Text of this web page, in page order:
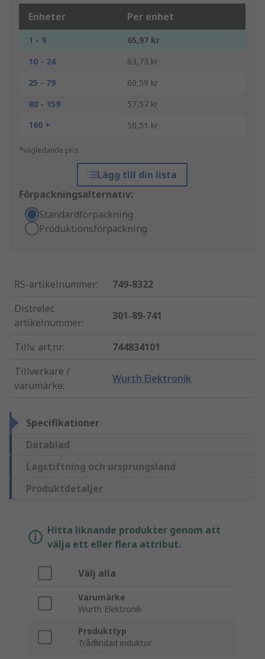
Enheter Per enhet
1 - 9
65,97 kr
10 - 24
63,73 kr
25 - 79
60,59 kr
80 - 159
57,57 kr
160 +
50,51 kr
*vägledande pris
Lägg till din lista
Förpackningsalternativ:
Standardförpackning
Produktionsförpackning
RS-artikelnummer:
749-8322
Distrelec
artikelnummer:
301-89-741
Tillv. art.nr:
744834101
Tillverkare /
varumärke:
Wurth Elektronik
Specifikationer
Datablad
Lagstiftning och ursprungsland
Produktdetaljer
Hitta liknande produkter genom att
välja ett eller flera attribut.
Välj alla
Varumärke
Wurth Elektronik
Produkttyp
Trådlindad induktor